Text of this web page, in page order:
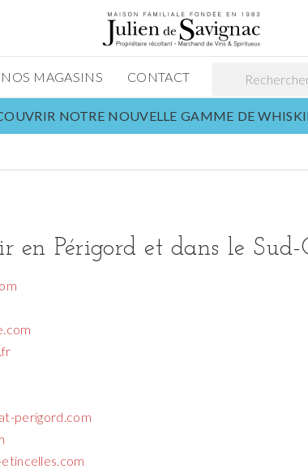
NOS MAGASINS CONTACT
NOTRE NOUVELLE GAMME DE
Périgord et dans le Sud-
perigord.com